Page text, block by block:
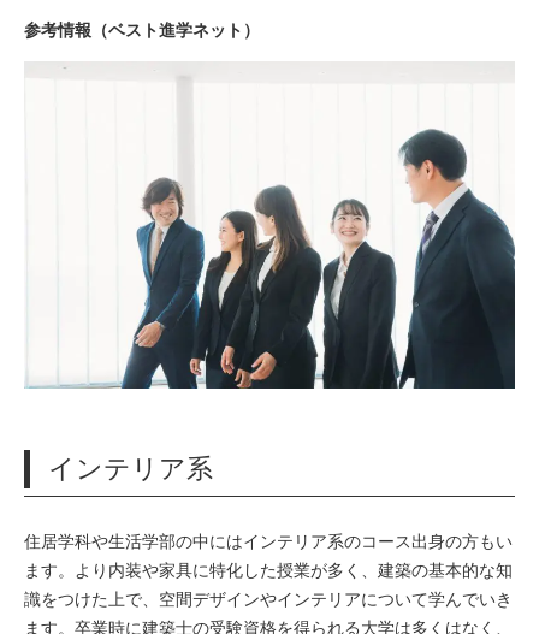
参考情報（ベスト進学ネット）
インテリア系
住居学科や生活学部の中にはインテリア系のコース出身の方もい
ます。
より内装や家具に特化した授業が多く、建築の基本的な知
識をつけた上で、空間デザインやインテリアについて学んでいき
ます。 卒業時に建築士の受験資格を得られる大学は多くはなく、